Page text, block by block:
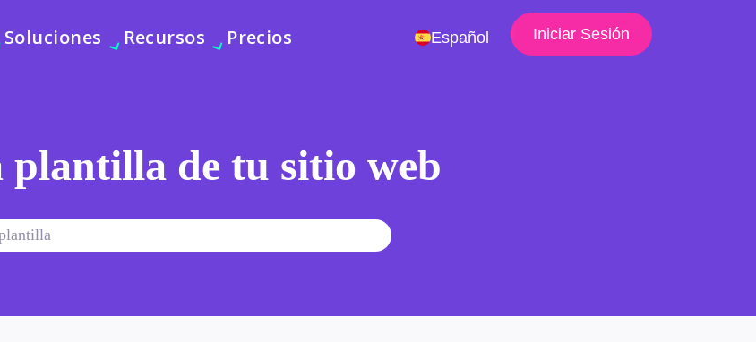
Soluciones Recursos Precios Español Iniciar Sesión
plantilla de tu sitio web